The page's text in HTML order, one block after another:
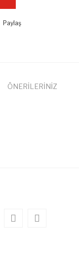
Paylaş
ÖNERİLERİNİZ
bulunuyor.